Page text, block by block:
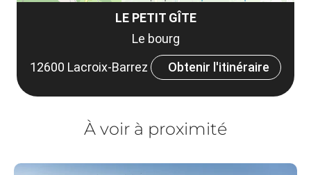
LE PETIT GÎTE
Le bourg
12600 Lacroix-Barrez
Obtenir l'itinéraire
À voir à proximité